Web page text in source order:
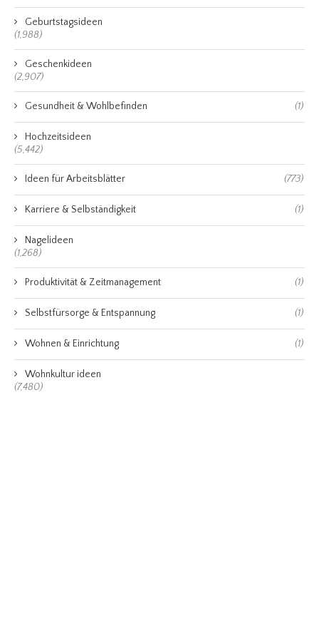
Geburtstagsideen
(1,988)
Geschenkideen
(2,907)
Gesundheit & Wohlbefinden (1)
Hochzeitsideen
(5,442)
Ideen für Arbeitsblätter (773)
Karriere & Selbständigkeit (1)
Nagelideen
(1,268)
Produktivität & Zeitmanagement (1)
Selbstfürsorge & Entspannung (1)
Wohnen & Einrichtung (1)
Wohnkultur ideen
(7,480)